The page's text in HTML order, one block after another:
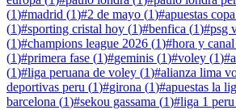
(1)#madrid (1)#2 de mayo (1)#apuestas
(1)#sporting cristal hoy (1)#benfica (1)#psg
(1)#champions league 2026 (1)#hora y canal
(1)#primera fase (1)#geminis (1)#voley (1)#
(1)#liga peruana de voley (1)#alianza lima
deportivas peru (1)#girona (1)#apuestas la
barcelona (1)#sekou gassama (1)#liga 1 peru